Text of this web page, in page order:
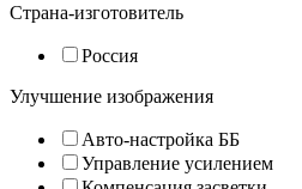
Страна-изготовитель
Россия
Улучшение изображения
Авто-настройка ББ
Управление усилением